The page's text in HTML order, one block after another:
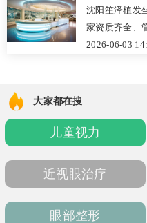
沈阳笙泽植发
家资质齐全、
主推FUE无痕
全程注重医疗
持双轨预约，
发修复方案。
2026-06-03
大家都在搜
儿童视力
近视眼治疗
眼部整形